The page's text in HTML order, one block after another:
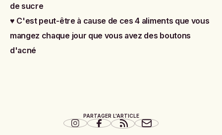
de sucre
♥ C'est peut-être à cause de ces 4 aliments que vous
mangez chaque jour que vous avez des boutons
d'acné
PARTAGER L'ARTICLE